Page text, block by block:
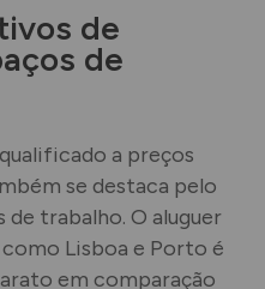
de
de
a preços
se destaca pelo
de trabalho. O aluguer
Lisboa e Porto é
em comparação